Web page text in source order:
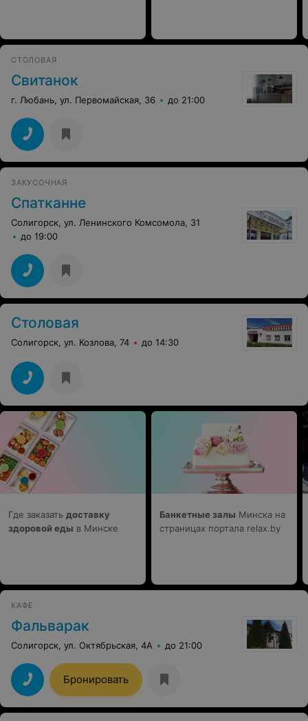
СТОЛОВАЯ
Свитанок
г. Любань, ул. Первомайская, 36 до 21:00
ЗАКУСОЧНАЯ
Спатканне
Солигорск, ул. Ленинского Комсомола, 31
до 19:00
Столовая
Солигорск, ул. Козлова, 74 до 14:30
Где заказать доставку
здоровой еды в Минске
Банкетные залы Минска на
страницах портала relax.by
КАФЕ
Фальварак
Солигорск, ул. Октябрьская, 4А до 21:00
Бронировать